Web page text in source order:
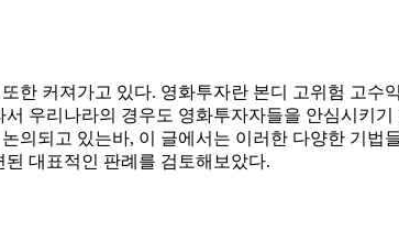
커져가고 있다. 영화투자란 본디 고위험 고수
우리나라의 경우도 영화투자자들을 안심시키
의되고 있는바, 이 글에서는 이러한 다양한 기
대표적인 판례를 검토해보았다.